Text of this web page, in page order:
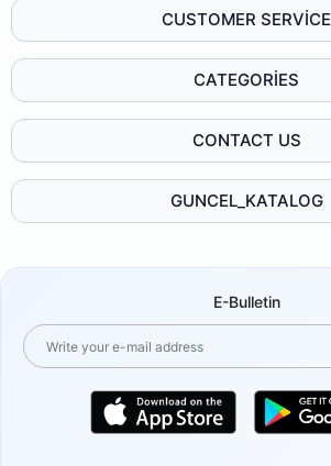
CUSTOMER SERVİCE
CATEGORİES
CONTACT US
GUNCEL_KATALOG
E-Bulletin